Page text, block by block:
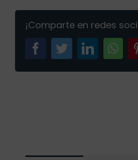
digital2
¡Comparte en redes
facebook
twitterlinkedin